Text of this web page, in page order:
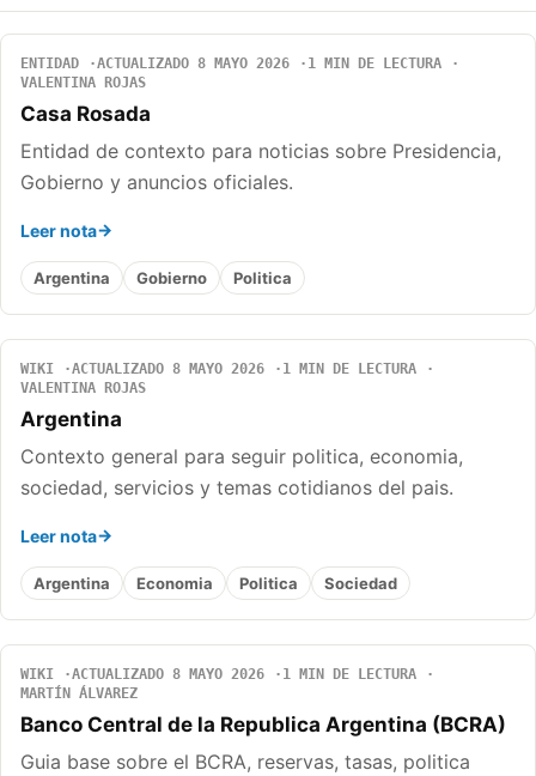
ENTIDAD ACTUALIZADO 8 MAYO 2026
1 MIN DE LECTURA
VALENTINA ROJAS
Casa Rosada
Entidad de contexto para noticias sobre Presidencia,
Gobierno y anuncios oficiales.
Leer nota
Argentina Gobierno Politica
WIKI ACTUALIZADO 8 MAYO 2026
1 MIN DE LECTURA
VALENTINA ROJAS
Argentina
Contexto general para seguir politica, economia,
sociedad, servicios y temas cotidianos del pais.
Leer nota
Argentina Economia Politica Sociedad
WIKI ACTUALIZADO 8 MAYO 2026
1 MIN DE LECTURA
MARTÍN ÁLVAREZ
Banco Central de la Republica Argentina (BCRA)
Guia base sobre el BCRA, reservas, tasas, politica